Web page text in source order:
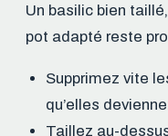
Un basilic bien
pot adapté reste
Supprimez vite
qu’elles
Taillez au-